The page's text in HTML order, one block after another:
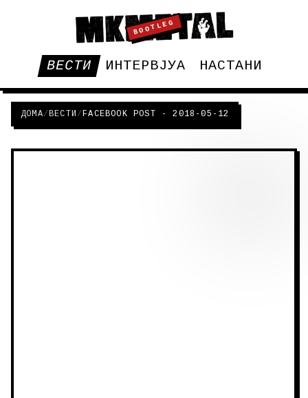
BOOTLEG
ВЕСТИ ИНТЕРВЈУА НАСТАНИ
ДОМА/ВЕСТИ /FACEBOOK POST - 2018-05-12